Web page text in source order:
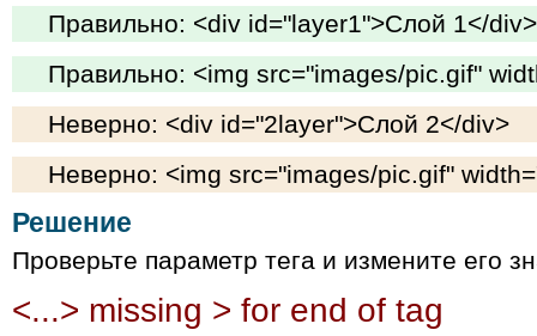
Правильно: <div id="layer1">Слой 1</div>
Правильно: <img src="images/pic.gif"
Неверно: <div id="2layer">Слой 2</div>
Неверно: <img src="images/pic.gif"
Решение
Проверьте параметр тега и измените его
<...> missing > for end of tag